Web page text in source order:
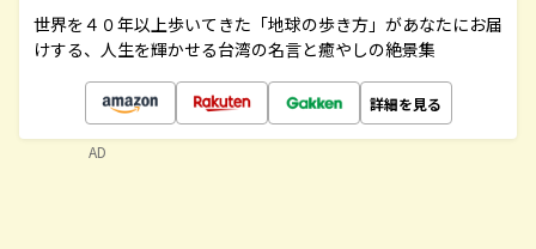
世界を４０年以上歩いてきた「地球の歩き方」があなたにお届
けする、人生を輝かせる台湾の名言と癒やしの絶景集
詳細を見る
AD